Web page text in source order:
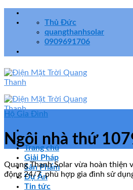
Skip
Thủ Đức
quangthanhsolar
0909691706
Trang chủ
Giải Pháp
Sản Phẩm
Dự Án
Tin tức
Hộ Gia Đình
Ngôi nhà thứ
Quang Thanh Solar vừa hoàn thiện
động 24/7, phù hợp gia đình sử